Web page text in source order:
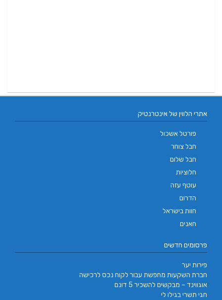
אתרי הלווין של אינטרנטיק
פורטל אשכול
חבל צוחר
חבל שלום
חלוציות
עוטף עזה
הדרום
חוות בישראל
חאנים
פרסומים חדשים
פירות יער
חברת השקעות מחפשת עבור לקוח נכס לרכישה
אוגווינד – מבקשים להשכיר 5 דונם
חגי תשרי בגילו לי